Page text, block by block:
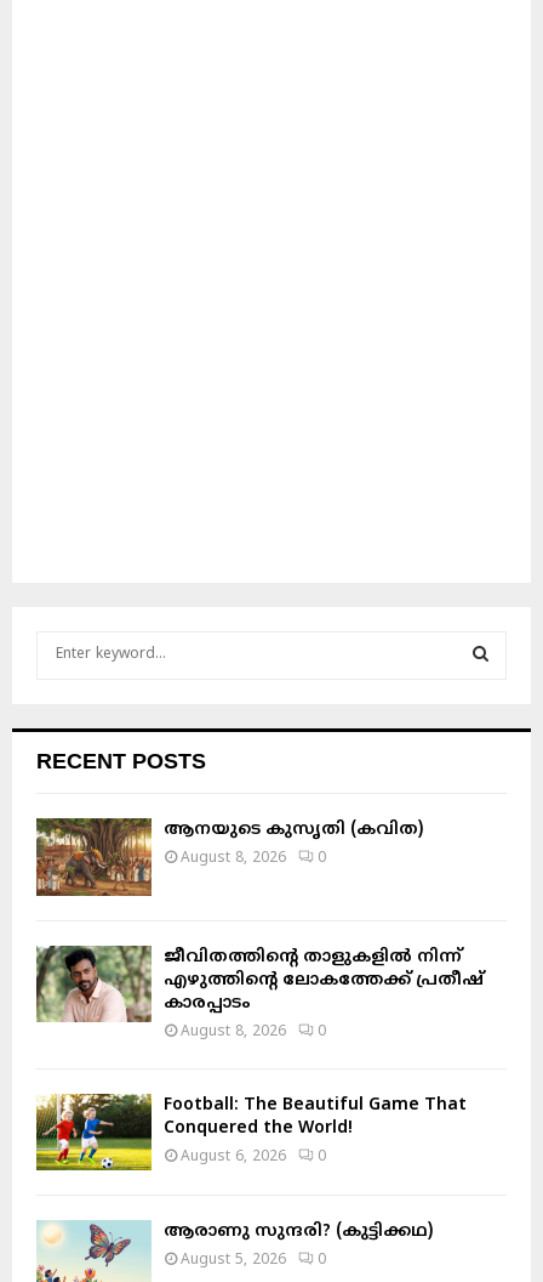
h
o
r
:
RECENT POSTS
ആനയുടെ കുസൃതി (കവിത)
August 8, 2026 0
ജീവിതത്തിന്റെ താളുകളിൽ നിന്ന്
എഴുത്തിന്റെ ലോകത്തേക്ക് പ്രതീഷ്
കാരപ്പാടം
August 8, 2026 0
Football: The Beautiful Game That
Conquered the World!
August 6, 2026 0
ആരാണു സുന്ദരി? (കുട്ടിക്കഥ)
August 5, 2026 0